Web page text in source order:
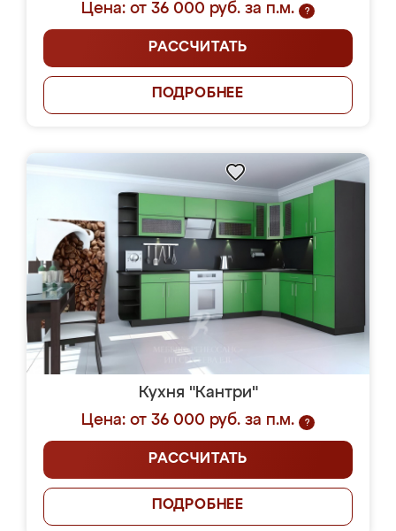
Цена: от 36 000 руб. за п.м.
?
РАССЧИТАТЬ
ПОДРОБНЕЕ
Кухня "Кантри"
Цена: от 36 000 руб. за п.м.
?
РАССЧИТАТЬ
ПОДРОБНЕЕ